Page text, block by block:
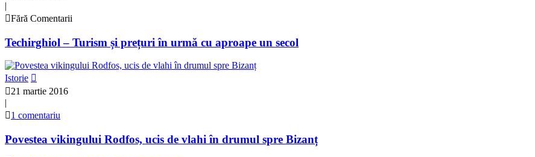
|
Fără Comentarii
Techirghiol – Turism și prețuri în urmă cu aproape un secol
Istorie
21 martie 2016
|
1 comentariu
Povestea vikingului Rodfos, ucis de vlahi în drumul spre Bizanț